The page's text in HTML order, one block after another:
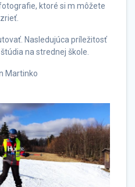
ktoré si m môžete
Nasledujúca príležitosť
na strednej škole.
Martinko